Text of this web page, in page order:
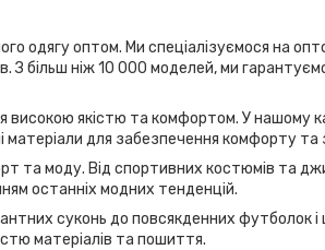
одягу оптом. Ми спеціалізуємося на
З більш ніж 10 000 моделей, ми
якістю та комфортом. У нашому
матеріали для забезпечення комфорту та
та моду. Від спортивних костюмів та
останніх модних тенденцій.
суконь до повсякденних футболок
матеріалів та пошиття.